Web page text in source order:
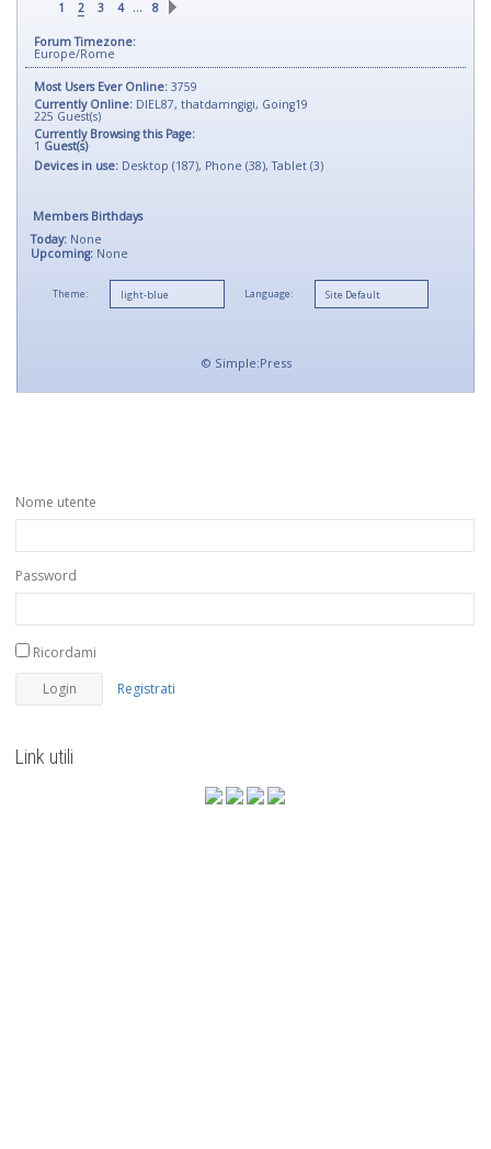
1 2 3 4 … 8
Forum Timezone:
Europe/Rome
Most Users Ever Online: 3759
Currently Online: DIEL87, thatdamngigi, Going19
225 Guest(s)
Currently Browsing this Page:
1 Guest(s)
Devices in use: Desktop (187), Phone (38), Tablet (3)
Members Birthdays
Today: None
Upcoming: None
Theme: Language:
© Simple:Press
Nome utente
Password
Ricordami
Registrati
Link utili